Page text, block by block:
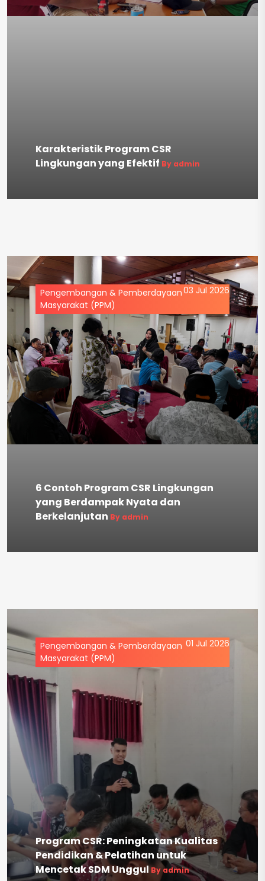
Karakteristik Program CSR
Lingkungan yang Efektif By admin
Pengembangan & Pemberdayaan
Masyarakat (PPM)
03 Jul 2026
6 Contoh Program CSR Lingkungan
yang Berdampak Nyata dan
Berkelanjutan By admin
Pengembangan & Pemberdayaan
Masyarakat (PPM)
01 Jul 2026
Program CSR: Peningkatan Kualitas
Pendidikan & Pelatihan untuk
Mencetak SDM UnggulBy admin